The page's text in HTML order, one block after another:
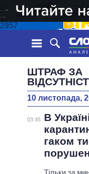
2957
СТРІЧКА
ПОДІЇ
СТАТТІ
ДУМКИ
ОГЛЯДИ
УСІ ПОЛІТИКИ
ПРЕЗИДЕНТ І
ШТРАФ ЗА
10 листопада,
03:45
В
гаком